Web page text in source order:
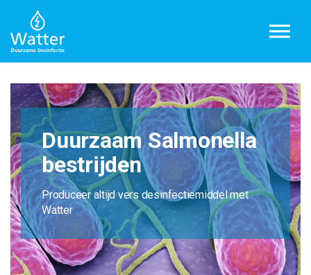
Duurzaam Salmonella
bestrijden
Produceer altijd vers desinfectiemiddel met
Watter